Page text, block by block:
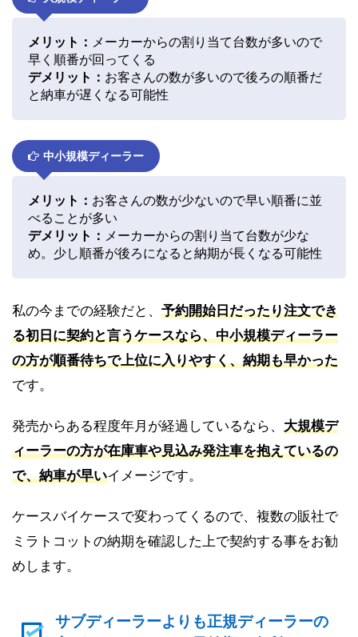
メリット： メーカーからの割り当て台数が多いので
早く順番が回ってくる
デメリット： お客さんの数が多いので後ろの順番だ
と納車が遅くなる可能性
中小規模ディーラー
メリット： お客さんの数が少ないので早い順番に並
べることが多い
デメリット： メーカーからの割り当て台数が少な
め。少し順番が後ろになると納期が長くなる可能性
私の今までの経験だと、 予約開始日だったり注文でき
る初日に契約と言うケースなら、中小規模ディーラー
の方が順番待ちで上位に入りやすく、納期も早かった
です。
発売からある程度年月が経過しているなら、 大規模デ
ィーラーの方が在庫車や見込み発注車を抱えているの
で、納車が早いイメージです。
ケースバイケースで変わってくるので、複数の販社で
ミラトコットの納期を確認した上で契約する事をお勧
めします。
サブディーラーよりも正規ディーラーの